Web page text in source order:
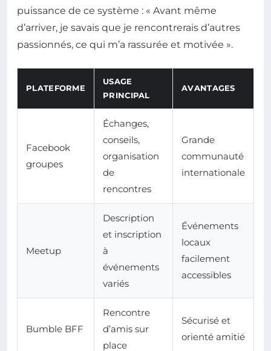
puissance de ce système : « Avant même
d’arriver, je savais que je rencontrerais d’autres
passionnés, ce qui m’a rassurée et motivée ».
PLATEFORME
USAGE
PRINCIPAL
AVANTAGES
Facebook
groupes
Échanges,
conseils,
organisation
de
rencontres
Grande
communauté
internationale
Meetup
Description
et inscription
à
événements
variés
Événements
locaux
facilement
accessibles
Bumble BFF
Rencontre
d’amis sur
place
Sécurisé et
orienté amitié